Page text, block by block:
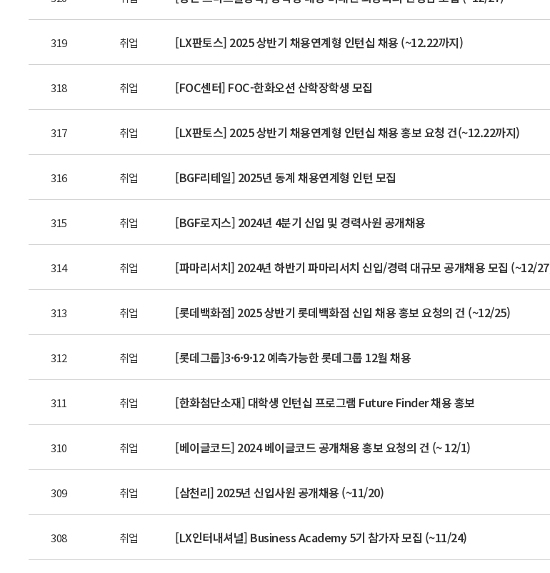
319 취업 [LX판토스] 2025 상반기 채용연계형 인턴십 채용 (~12.22까지)
318 취업 [FOC센터] FOC-한화오션 산학장학생 모집
317 취업 [LX판토스] 2025 상반기 채용연계형 인턴십 채용 홍보 요청 건(~12.22까지)
316 취업 [BGF리테일] 2025년 동계 채용연계형 인턴 모집
315 취업 [BGF로지스] 2024년 4분기 신입 및 경력사원 공개채용
314 취업 [파마리서치] 2024년 하반기 파마리서치 신입/경력 대규모 공개채용 모집 (~12/
313 취업 [롯데백화점] 2025 상반기 롯데백화점 신입 채용 홍보 요청의 건 (~12/25)
312 취업 [롯데그룹]3·6·9·12 예측가능한 롯데그룹 12월 채용
311 취업 [한화첨단소재] 대학생 인턴십 프로그램 Future Finder 채용 홍보
310 취업 [베이글코드] 2024 베이글코드 공개채용 홍보 요청의 건 (~ 12/1)
309 취업 [삼천리] 2025년 신입사원 공개채용 (~11/20)
308 취업 [LX인터내셔널] Business Academy 5기 참가자 모집 (~11/24)